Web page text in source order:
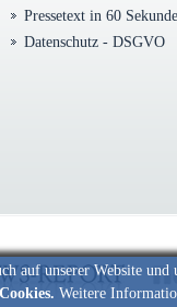
auf unserer Website und
Weitere
Pressetext in 60
Datenschutz - DSGVO